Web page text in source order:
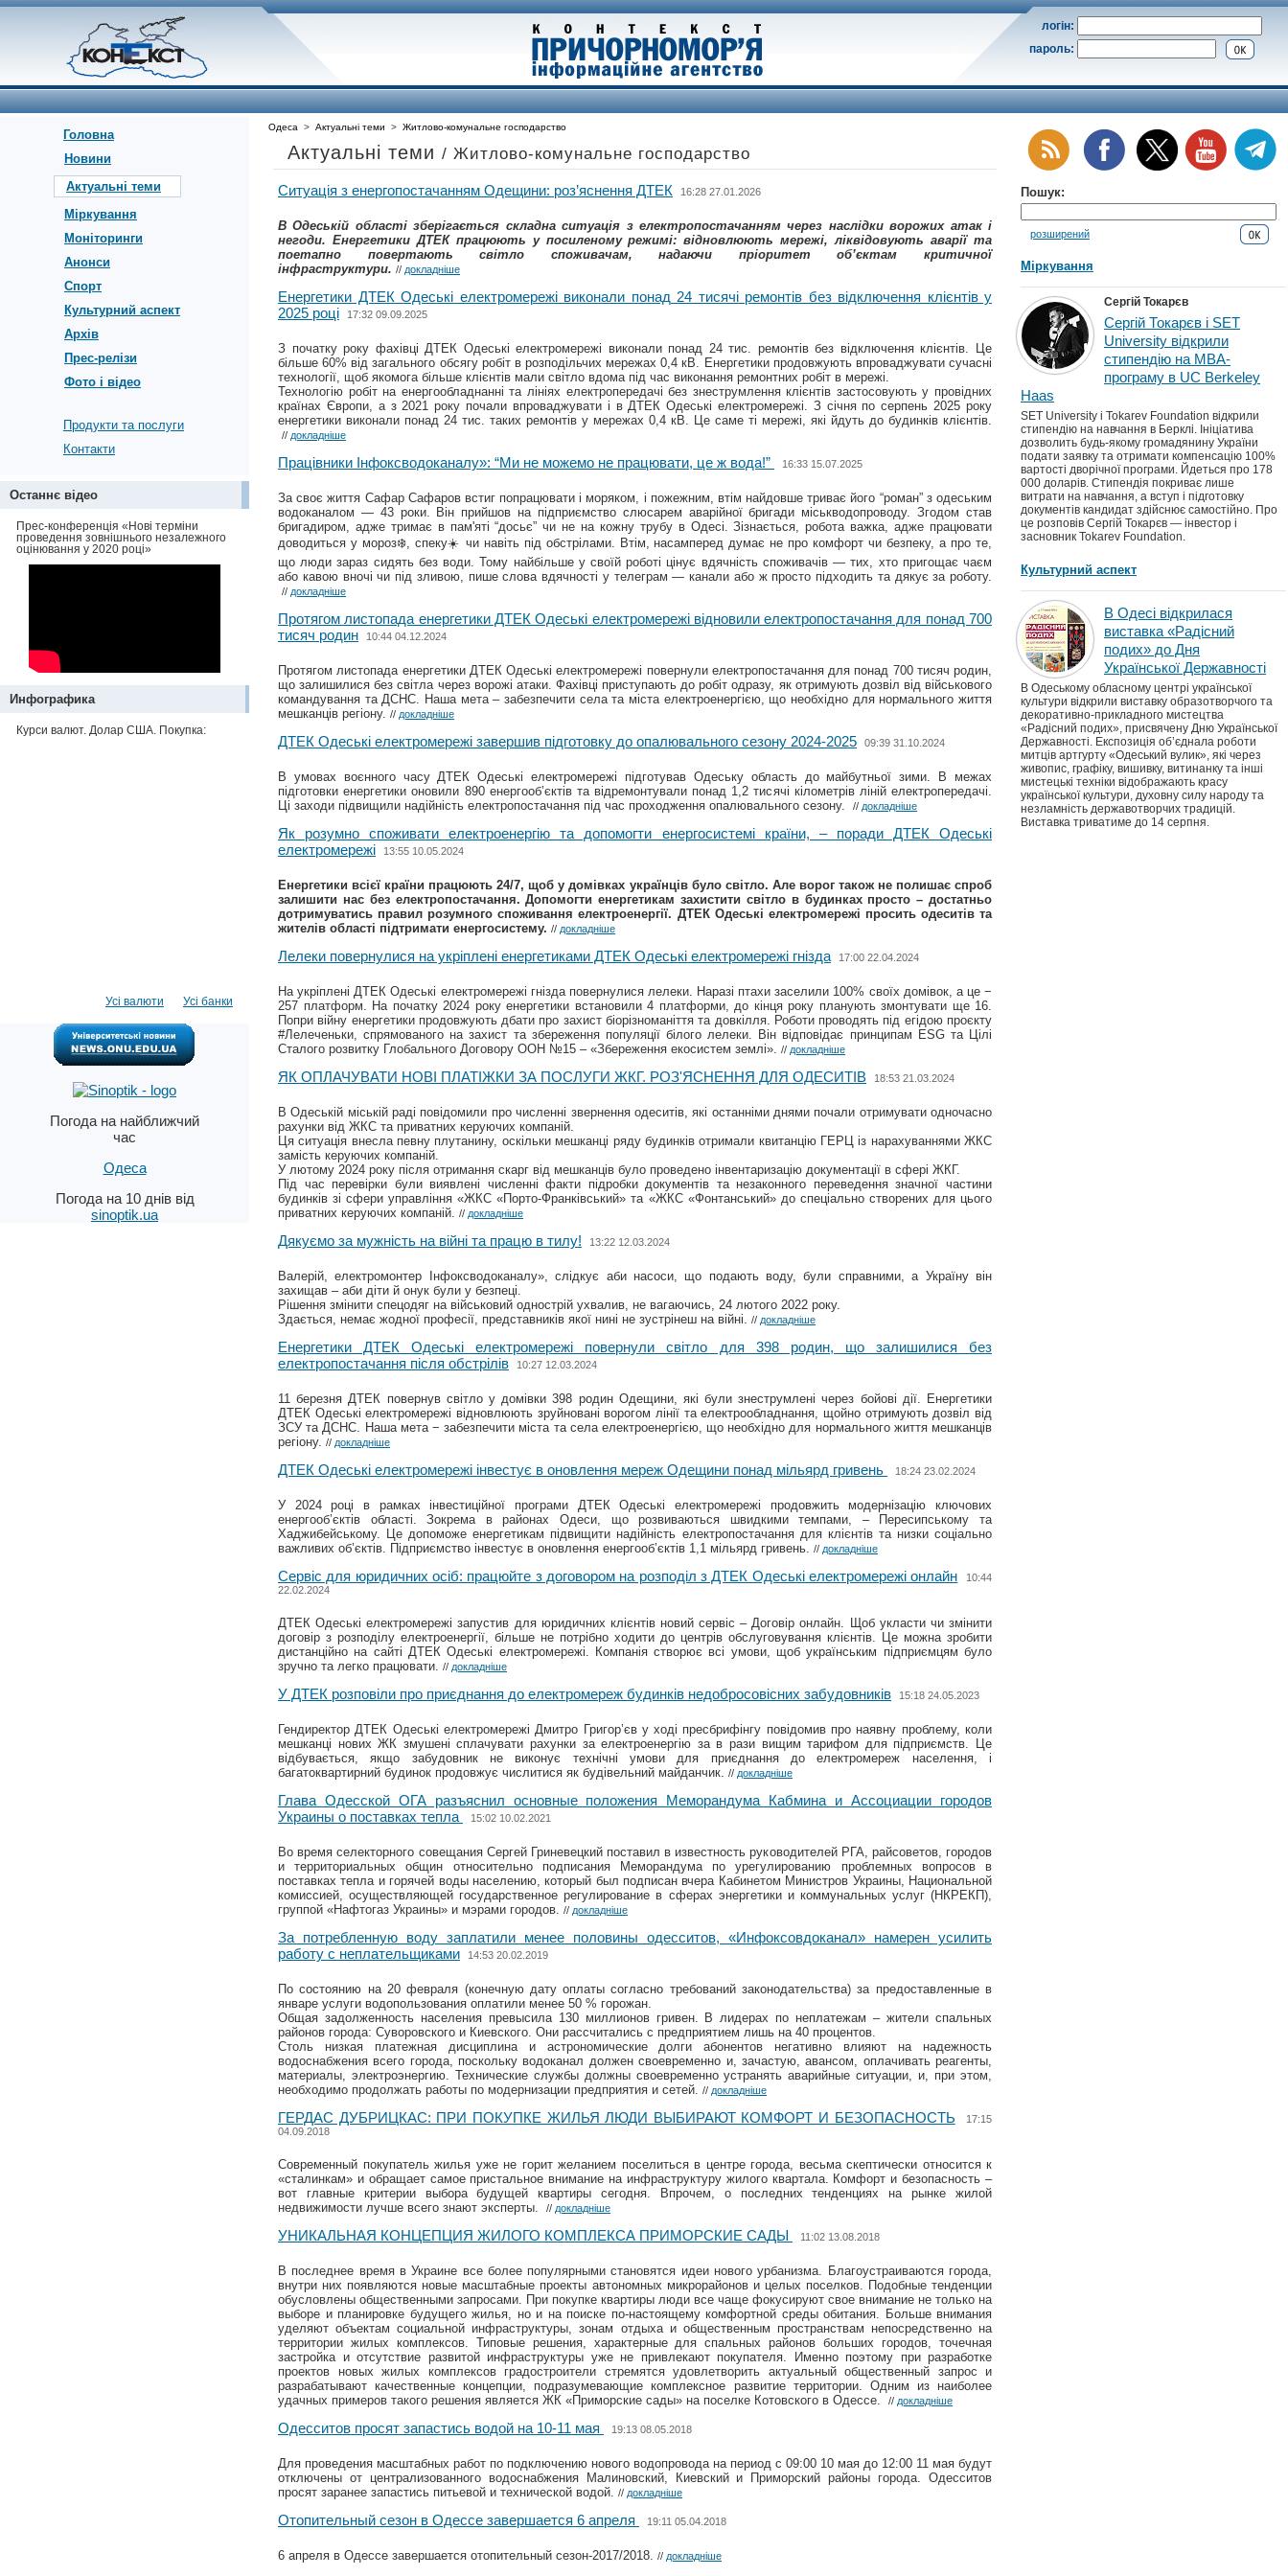
логін:
пароль:
Головна
Новини
Актуальні теми
Міркування
Моніторинги
Анонси
Спорт
Культурний аспект
Архів
Прес-релізи
Фото і відео
Продукти та послуги
Контакти
Останнє відео
Прес-конференція «Нові терміни
проведення зовнішнього незалежного
оцінювання у 2020 році»
Инфографика
Курси валют. Долар США. Покупка:
Усі банки
Усі валюти
Погода на найближчий
час
Одеса
Погода на 10 днів від
sinoptik.ua
Одеса > Актуальні теми > Житлово-комунальне господарство
Актуальні теми / Житлово-комунальне господарство
Ситуація з енергопостачанням Одещини: роз’яснення ДТЕК 16:28 27.01.2026
В Одеській області зберігається складна ситуація з електропостачанням через наслідки ворожих атак і
негоди. Енергетики ДТЕК працюють у посиленому режимі: відновлюють мережі, ліквідовують аварії та
поетапно повертають світло споживачам, надаючи пріоритет об’єктам критичної
інфраструктури. // докладніше
Енергетики ДТЕК Одеські електромережі виконали понад 24 тисячі ремонтів без відключення клієнтів у
2025 році
17:32 09.09.2025
З початку року фахівці ДТЕК Одеські електромережі виконали понад 24 тис. ремонтів без відключення клієнтів. Це
більше 60% від загального обсягу робіт в розподільчих мережах 0,4 кВ. Енергетики продовжують впроваджувати сучасні
технології, щоб якомога більше клієнтів мали світло вдома під час виконання ремонтних робіт в мережі.
Технологію робіт на енергообладнанні та лініях електропередачі без знеструмлення клієнтів застосовують у провідних
країнах Європи, а з 2021 року почали впроваджувати і в ДТЕК Одеські електромережі. З січня по серпень 2025 року
енергетики виконали понад 24 тис. таких ремонтів у мережах 0,4 кВ. Це саме ті мережі, які йдуть до будинків клієнтів.
// докладніше
Працівники Інфоксводоканалу»: “Ми не можемо не працювати, це ж вода!” 16:33 15.07.2025
За своє життя Сафар Сафаров встиг попрацювати і моряком, і пожежним, втім найдовше триває його “роман” з одеським
водоканалом — 43 роки. Він прийшов на підприємство слюсарем аварійної бригади міськводопроводу. Згодом став
бригадиром, адже тримає в пам'яті “досьє” чи не на кожну трубу в Одесі. Зізнається, робота важка, адже працювати
доводиться у мороз❄️, спеку☀️ чи навіть під обстрілами. Втім, насамперед думає не про комфорт чи безпеку, а про те,
що люди зараз сидять без води. Тому найбільше у своїй роботі цінує вдячність споживачів — тих, хто пригощає чаєм
або кавою вночі чи під зливою, пише слова вдячності у телеграм — канали або ж просто підходить та дякує за роботу.
// докладніше
Протягом листопада енергетики ДТЕК Одеські електромережі відновили електропостачання для понад 700
тисяч родин
10:44 04.12.2024
Протягом листопада енергетики ДТЕК Одеські електромережі повернули електропостачання для понад 700 тисяч родин,
що залишилися без світла через ворожі атаки. Фахівці приступають до робіт одразу, як отримують дозвіл від військового
командування та ДСНС. Наша мета – забезпечити села та міста електроенергією, що необхідно для нормального життя
мешканців регіону. // докладніше
ДТЕК Одеські електромережі завершив підготовку до опалювального сезону 2024-2025 09:39 31.10.2024
В умовах воєнного часу ДТЕК Одеські електромережі підготував Одеську область до майбутньої зими. В межах
підготовки енергетики оновили 890 енергооб’єктів та відремонтували понад 1,2 тисячі кілометрів ліній електропередачі.
Ці заходи підвищили надійність електропостачання під час проходження опалювального сезону.
// докладніше
Як розумно споживати електроенергію та допомогти енергосистемі країни, – поради ДТЕК Одеські
електромережі
13:55 10.05.2024
Енергетики всієї країни працюють 24/7, щоб у домівках українців було світло. Але ворог також не полишає спроб
залишити нас без електропостачання. Допомогти енергетикам захистити світло в будинках просто – достатньо
дотримуватись правил розумного споживання електроенергії. ДТЕК Одеські електромережі просить одеситів та
жителів області підтримати енергосистему. // докладніше
Лелеки повернулися на укріплені енергетиками ДТЕК Одеські електромережі гнізда 17:00 22.04.2024
На укріплені ДТЕК Одеські електромережі гнізда повернулися лелеки. Наразі птахи заселили 100% своїх домівок, а це −
257 платформ. На початку 2024 року енергетики встановили 4 платформи, до кінця року планують змонтувати ще 16.
Попри війну енергетики продовжують дбати про захист біорізноманіття та довкілля. Роботи проводять під егідою проєкту
#Лелеченьки, спрямованого на захист та збереження популяції білого лелеки. Він відповідає принципам ESG та Цілі
Сталого розвитку Глобального Договору ООН №15 – «Збереження екосистем землі». // докладніше
ЯК ОПЛАЧУВАТИ НОВІ ПЛАТІЖКИ ЗА ПОСЛУГИ ЖКГ. РОЗ'ЯСНЕННЯ ДЛЯ ОДЕСИТІВ 18:53 21.03.2024
В Одеській міській раді повідомили про численні звернення одеситів, які останніми днями почали отримувати одночасно
рахунки від ЖКС та приватних керуючих компаній.
Ця ситуація внесла певну плутанину, оскільки мешканці ряду будинків отримали квитанцію ГЕРЦ із нарахуваннями ЖКС
замість керуючих компаній.
У лютому 2024 року після отримання скарг від мешканців було проведено інвентаризацію документації в сфері ЖКГ.
Під час перевірки були виявлені численні факти підробки документів та незаконного переведення значної частини
будинків зі сфери управління «ЖКС «Порто-Франківський» та «ЖКС «Фонтанський» до спеціально створених для цього
приватних керуючих компаній. // докладніше
Дякуємо за мужність на війні та працю в тилу! 13:22 12.03.2024
Валерій, електромонтер Інфоксводоканалу», слідкує аби насоси, що подають воду, були справними, а Україну він
захищав – аби діти й онук були у безпеці.
Рішення змінити спецодяг на військовий однострій ухвалив, не вагаючись, 24 лютого 2022 року.
Здається, немає жодної професії, представників якої нині не зустрінеш на війні. // докладніше
Енергетики ДТЕК Одеські електромережі повернули світло для 398 родин, що залишилися без
електропостачання після обстрілів
10:27 12.03.2024
11 березня ДТЕК повернув світло у домівки 398 родин Одещини, які були знеструмлені через бойові дії. Енергетики
ДТЕК Одеські електромережі відновлюють зруйновані ворогом лінії та електрообладнання, щойно отримують дозвіл від
ЗСУ та ДСНС. Наша мета − забезпечити міста та села електроенергією, що необхідно для нормального життя мешканців
регіону. // докладніше
ДТЕК Одеські електромережі інвестує в оновлення мереж Одещини понад мільярд гривень 18:24 23.02.2024
У 2024 році в рамках інвестиційної програми ДТЕК Одеські електромережі продовжить модернізацію ключових
енергооб’єктів області. Зокрема в районах Одеси, що розвиваються швидкими темпами, – Пересипському та
Хаджибейському. Це допоможе енергетикам підвищити надійність електропостачання для клієнтів та низки соціально
важливих об’єктів. Підприємство інвестує в оновлення енергооб’єктів 1,1 мільярд гривень. // докладніше
Сервіс для юридичних осіб: працюйте з договором на розподіл з ДТЕК Одеські електромережі онлайн
10:44
22.02.2024
ДТЕК Одеські електромережі запустив для юридичних клієнтів новий сервіс – Договір онлайн. Щоб укласти чи змінити
договір з розподілу електроенергії, більше не потрібно ходити до центрів обслуговування клієнтів. Це можна зробити
дистанційно на сайті ДТЕК Одеські електромережі. Компанія створює всі умови, щоб українським підприємцям було
зручно та легко працювати. // докладніше
У ДТЕК розповіли про приєднання до електромереж будинків недобросовісних забудовників 15:18 24.05.2023
Гендиректор ДТЕК Одеські електромережі Дмитро Григор’єв у ході пресбрифінгу повідомив про наявну проблему, коли
мешканці нових ЖК змушені сплачувати рахунки за електроенергію за в рази вищим тарифом для підприємств. Це
відбувається, якщо забудовник не виконує технічні умови для приєднання до електромереж населення, і
багатоквартирний будинок продовжує числитися як будівельний майданчик. // докладніше
Глава Одесской ОГА разъяснил основные положения Меморандума Кабмина и Ассоциации городов
Украины о поставках тепла
15:02 10.02.2021
Во время селекторного совещания Сергей Гриневецкий поставил в известность руководителей РГА, райсоветов, городов
и территориальных общин относительно подписания Меморандума по урегулированию проблемных вопросов в
поставках тепла и горячей воды населению, который был подписан вчера Кабинетом Министров Украины, Национальной
комиссией, осуществляющей государственное регулирование в сферах энергетики и коммунальных услуг (НКРЕКП),
группой «Нафтогаз Украины» и мэрами городов. // докладніше
За потребленную воду заплатили менее половины одесситов, «Инфоксовдоканал» намерен усилить
работу с неплательщиками
14:53 20.02.2019
По состоянию на 20 февраля (конечную дату оплаты согласно требований законодательства) за предоставленные в
январе услуги водопользования оплатили менее 50 % горожан.
Общая задолженность населения превысила 130 миллионов гривен. В лидерах по неплатежам – жители спальных
районов города: Суворовского и Киевского. Они рассчитались с предприятием лишь на 40 процентов.
Столь низкая платежная дисциплина и астрономические долги абонентов негативно влияют на надежность
водоснабжения всего города, поскольку водоканал должен своевременно и, зачастую, авансом, оплачивать реагенты,
материалы, электроэнергию. Технические службы должны своевременно устранять аварийные ситуации, и, при этом,
необходимо продолжать работы по модернизации предприятия и сетей. // докладніше
ГЕРДАС ДУБРИЦКАС: ПРИ ПОКУПКЕ ЖИЛЬЯ ЛЮДИ ВЫБИРАЮТ КОМФОРТ И БЕЗОПАСНОСТЬ
17:15
04.09.2018
Современный покупатель жилья уже не горит желанием поселиться в центре города, весьма скептически относится к
«сталинкам» и обращает самое пристальное внимание на инфраструктуру жилого квартала. Комфорт и безопасность –
вот главные критерии выбора будущей квартиры сегодня. Впрочем, о последних тенденциях на рынке жилой
недвижимости лучше всего знают эксперты.
// докладніше
УНИКАЛЬНАЯ КОНЦЕПЦИЯ ЖИЛОГО КОМПЛЕКСА ПРИМОРСКИЕ САДЫ 11:02 13.08.2018
В последнее время в Украине все более популярными становятся идеи нового урбанизма. Благоустраиваются города,
внутри них появляются новые масштабные проекты автономных микрорайонов и целых поселков. Подобные тенденции
обусловлены общественными запросами. При покупке квартиры люди все чаще фокусируют свое внимание не только на
выборе и планировке будущего жилья, но и на поиске по-настоящему комфортной среды обитания. Больше внимания
уделяют объектам социальной инфраструктуры, зонам отдыха и общественным пространствам непосредственно на
территории жилых комплексов. Типовые решения, характерные для спальных районов больших городов, точечная
застройка и отсутствие развитой инфраструктуры уже не привлекают покупателя. Именно поэтому при разработке
проектов новых жилых комплексов градостроители стремятся удовлетворить актуальный общественный запрос и
разрабатывают качественные концепции, подразумевающие комплексное развитие территории. Одним из наиболее
удачных примеров такого решения является ЖК «Приморские сады» на поселке Котовского в Одессе.
// докладніше
Одесситов просят запастись водой на 10-11 мая 19:13 08.05.2018
Для проведения масштабных работ по подключению нового водопровода на период с 09:00 10 мая до 12:00 11 мая будут
отключены от централизованного водоснабжения Малиновский, Киевский и Приморский районы города. Одесситов
просят заранее запастись питьевой и технической водой. // докладніше
Отопительный сезон в Одессе завершается 6 апреля 19:11 05.04.2018
6 апреля в Одессе завершается отопительный сезон-2017/2018. // докладніше
Пошук:
розширений
Міркування
Сергій Токарєв
Сергій Токарєв і SET
University відкрили
стипендію на MBA-
програму в UC Berkeley
Haas
SET University і Tokarev Foundation відкрили
стипендію на навчання в Берклі. Ініціатива
дозволить будь-якому громадянину України
подати заявку та отримати компенсацію 100%
вартості дворічної програми. Йдеться про 178
000 доларів. Стипендія покриває лише
витрати на навчання, а вступ і підготовку
документів кандидат здійснює самостійно. Про
це розповів Сергій Токарєв — інвестор і
засновник Tokarev Foundation.
Культурний аспект
В Одесі відкрилася
виставка «Радісний
подих» до Дня
Української Державності
В Одеському обласному центрі української
культури відкрили виставку образотворчого та
декоративно-прикладного мистецтва
«Радісний подих», присвячену Дню Української
Державності. Експозиція об’єднала роботи
митців артгурту «Одеський вулик», які через
живопис, графіку, вишивку, витинанку та інші
мистецькі техніки відображають красу
української культури, духовну силу народу та
незламність державотворчих традицій.
Виставка триватиме до 14 серпня.